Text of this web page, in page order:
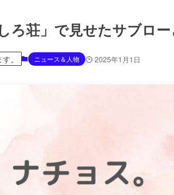
ろ荘」で見せたサブロー
。 ニュース＆人物 2025年1月1日